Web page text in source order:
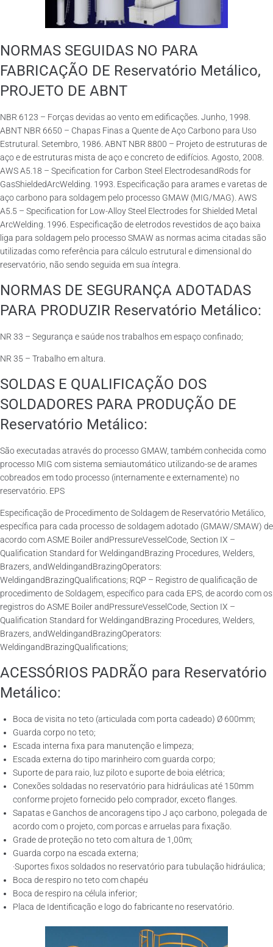
NORMAS SEGUIDAS NO PARA
FABRICAÇÃO DE Reservatório Metálico,
PROJETO DE ABNT
NBR 6123 – Forças devidas ao vento em edificações. Junho, 1998.
ABNT NBR 6650 – Chapas Finas a Quente de Aço Carbono para Uso
Estrutural. Setembro, 1986. ABNT NBR 8800 – Projeto de estruturas de
aço e de estruturas mista de aço e concreto de edifícios. Agosto, 2008.
AWS A5.18 – Specification for Carbon Steel ElectrodesandRods for
GasShieldedArcWelding. 1993. Especificação para arames e varetas de
aço carbono para soldagem pelo processo GMAW (MIG/MAG). AWS
A5.5 – Specification for Low-Alloy Steel Electrodes for Shielded Metal
ArcWelding. 1996. Especificação de eletrodos revestidos de aço baixa
liga para soldagem pelo processo SMAW as normas acima citadas são
utilizadas como referência para cálculo estrutural e dimensional do
reservatório, não sendo seguida em sua íntegra.
NORMAS DE SEGURANÇA ADOTADAS
PARA PRODUZIR Reservatório Metálico:
NR 33 – Segurança e saúde nos trabalhos em espaço confinado;
NR 35 – Trabalho em altura.
SOLDAS E QUALIFICAÇÃO DOS
SOLDADORES PARA PRODUÇÃO DE
Reservatório Metálico:
São executadas através do processo GMAW, também conhecida como
processo MIG com sistema semiautomático utilizando-se de arames
cobreados em todo processo (internamente e externamente) no
reservatório. EPS
Especificação de Procedimento de Soldagem de Reservatório Metálico,
específica para cada processo de soldagem adotado (GMAW/SMAW) de
acordo com ASME Boiler andPressureVesselCode, Section IX –
Qualification Standard for WeldingandBrazing Procedures, Welders,
Brazers, andWeldingandBrazingOperators:
WeldingandBrazingQualifications; RQP – Registro de qualificação de
procedimento de Soldagem, específico para cada EPS, de acordo com os
registros do ASME Boiler andPressureVesselCode, Section IX –
Qualification Standard for WeldingandBrazing Procedures, Welders,
Brazers, andWeldingandBrazingOperators:
WeldingandBrazingQualifications;
ACESSÓRIOS PADRÃO para Reservatório
Metálico:
Boca de visita no teto (articulada com porta cadeado) Ø 600mm;
Guarda corpo no teto;
Escada interna fixa para manutenção e limpeza;
Escada externa do tipo marinheiro com guarda corpo;
Suporte de para raio, luz piloto e suporte de boia elétrica;
Conexões soldadas no reservatório para hidráulicas até 150mm
conforme projeto fornecido pelo comprador, exceto flanges.
Sapatas e Ganchos de ancoragens tipo J aço carbono, polegada de
acordo com o projeto, com porcas e arruelas para fixação.
Grade de proteção no teto com altura de 1,00m;
Guarda corpo na escada externa;
·Suportes fixos soldados no reservatório para tubulação hidráulica;
Boca de respiro no teto com chapéu
Boca de respiro na célula inferior;
Placa de Identificação e logo do fabricante no reservatório.